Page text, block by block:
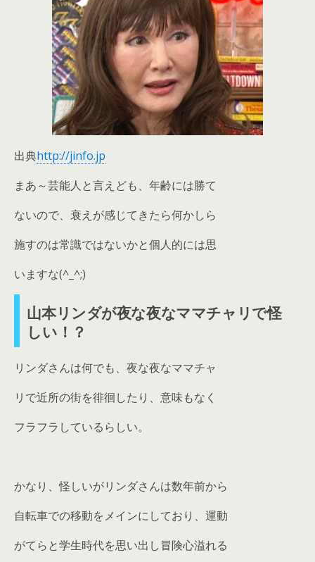
出典http://jinfo.jp
まあ～芸能人と言えども、年齢には勝て
ないので、衰えが感じてきたら何かしら
施すのは常識ではないかと個人的には思
いますな(^_^;)
山本リンダが夜な夜なママチャリで怪
しい！？
リンダさんは何でも、夜な夜なママチャ
リで近所の街を徘徊したり、意味もなく
フラフラしているらしい。
かなり、怪しいがリンダさんは数年前から
自転車での移動をメインにしており、運動
がてらと学生時代を思い出し冒険心溢れる